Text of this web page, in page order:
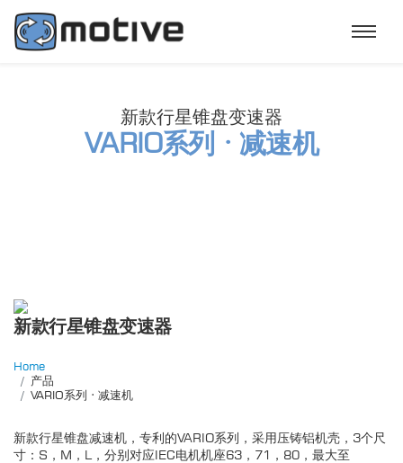
新款行星锥盘变速器
VARIO系列 · 减速机
新款行星锥盘变速器
Home
产品
VARIO系列 · 减速机
新款行星锥盘减速机，专利的VARIO系列，采用压铸铝机壳，3个尺
寸：S，M，L，分别对应IEC电机机座63，71，80，最大至